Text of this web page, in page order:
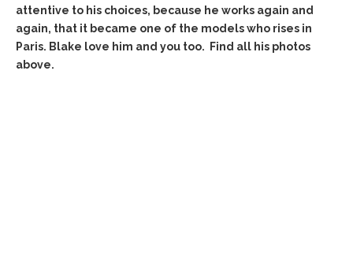
attentive to his choices, because he works again and
again, that it became one of the models who rises in
Paris. Blake love him and you too. Find all his photos
above.